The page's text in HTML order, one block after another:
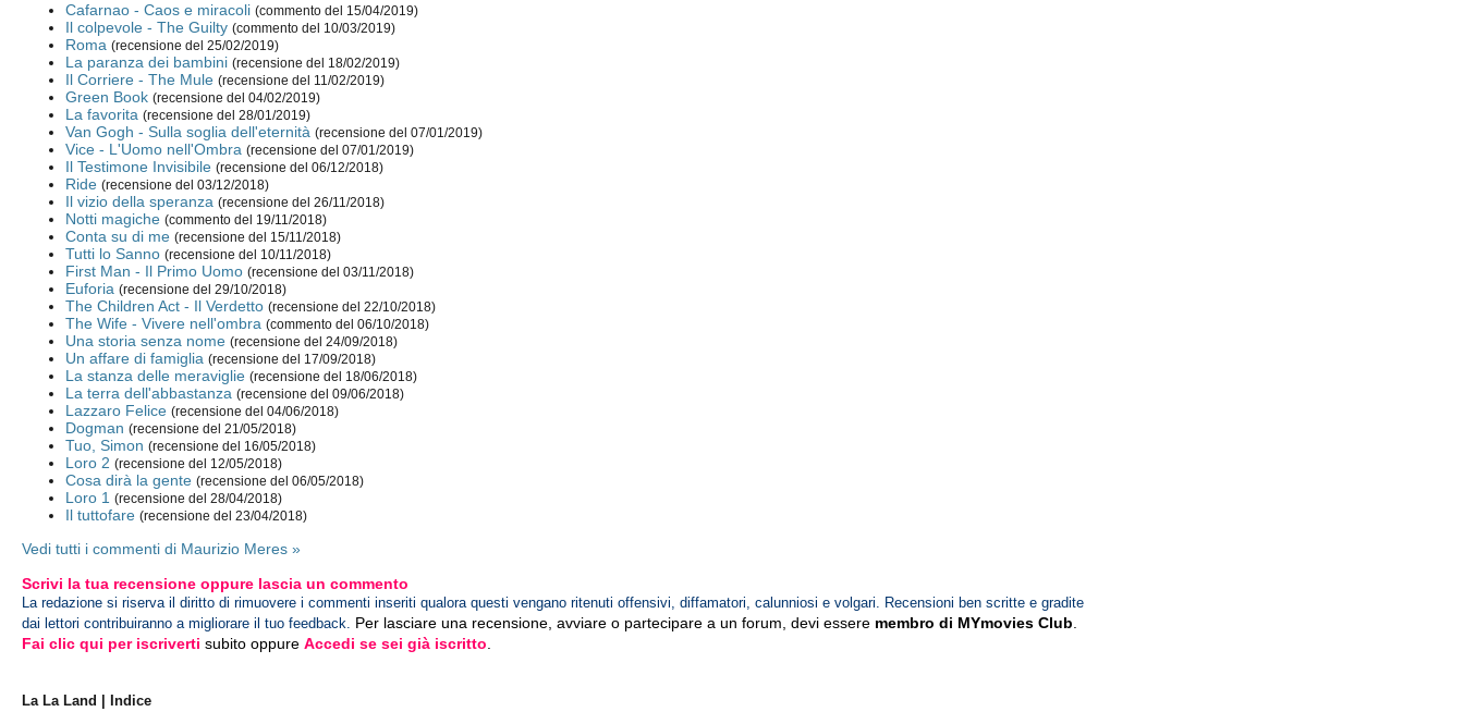
Cafarnao - Caos e miracoli (commento del 15/04/2019)
Il colpevole - The Guilty (commento del 10/03/2019)
Roma (recensione del 25/02/2019)
La paranza dei bambini (recensione del 18/02/2019)
Il Corriere - The Mule (recensione del 11/02/2019)
Green Book (recensione del 04/02/2019)
La favorita (recensione del 28/01/2019)
Van Gogh - Sulla soglia dell'eternità (recensione del 07/01/2019)
Vice - L'Uomo nell'Ombra (recensione del 07/01/2019)
Il Testimone Invisibile (recensione del 06/12/2018)
Ride (recensione del 03/12/2018)
Il vizio della speranza (recensione del 26/11/2018)
Notti magiche (commento del 19/11/2018)
Conta su di me (recensione del 15/11/2018)
Tutti lo Sanno (recensione del 10/11/2018)
First Man - Il Primo Uomo (recensione del 03/11/2018)
Euforia (recensione del 29/10/2018)
The Children Act - Il Verdetto (recensione del 22/10/2018)
The Wife - Vivere nell'ombra (commento del 06/10/2018)
Una storia senza nome (recensione del 24/09/2018)
Un affare di famiglia (recensione del 17/09/2018)
La stanza delle meraviglie (recensione del 18/06/2018)
La terra dell'abbastanza (recensione del 09/06/2018)
Lazzaro Felice (recensione del 04/06/2018)
Dogman (recensione del 21/05/2018)
Tuo, Simon (recensione del 16/05/2018)
Loro 2 (recensione del 12/05/2018)
Cosa dirà la gente (recensione del 06/05/2018)
Loro 1 (recensione del 28/04/2018)
Il tuttofare (recensione del 23/04/2018)
Vedi tutti i commenti di Maurizio Meres »
Scrivi la tua recensione oppure lascia un commento
La redazione si riserva il diritto di rimuovere i commenti inseriti qualora questi vengano ritenuti offensivi, diffamatori, calunniosi e volgari. Recensioni ben scritte e gradite
dai lettori contribuiranno a migliorare il tuo feedback. Per lasciare una recensione, avviare o partecipare a un forum, devi essere membro di MYmovies Club
Fai clic qui per iscriverti subito oppureAccedi se sei già iscritto
La La Land | Indice